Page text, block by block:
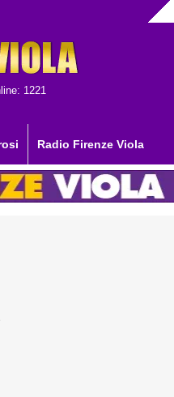
1221
Radio Firenze Viola